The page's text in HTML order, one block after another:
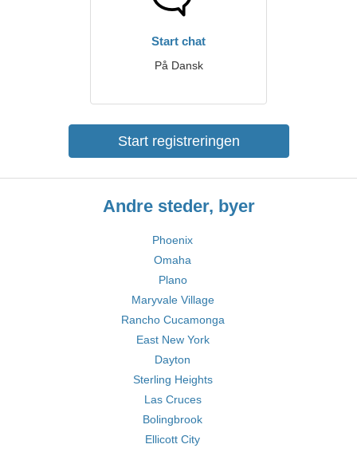
Start chat
På Dansk
Start registreringen
Andre steder, byer
Phoenix
Omaha
Plano
Maryvale Village
Rancho Cucamonga
East New York
Dayton
Sterling Heights
Las Cruces
Bolingbrook
Ellicott City